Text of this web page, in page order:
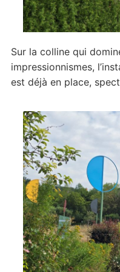
Sur la colline qui
impressionnismes,
est déjà en place,